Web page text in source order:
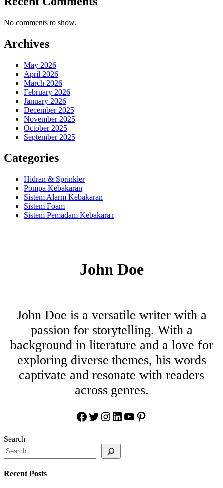
No comments to show.
Archives
May 2026
April 2026
March 2026
February 2026
January 2026
December 2025
November 2025
October 2025
September 2025
Categories
Hidran & Sprinkler
Pompa Kebakaran
Sistem Alarm Kebakaran
Sistem Foam
Sistem Pemadam Kebakaran
John Doe
John Doe is a versatile writer with a
passion for storytelling. With a
background in literature and a love for
exploring diverse themes, his words
captivate and resonate with readers
across genres.
Facebook
Twitter
Instagram
LinkedIn
YouTube
Pinterest
Search
Recent Posts